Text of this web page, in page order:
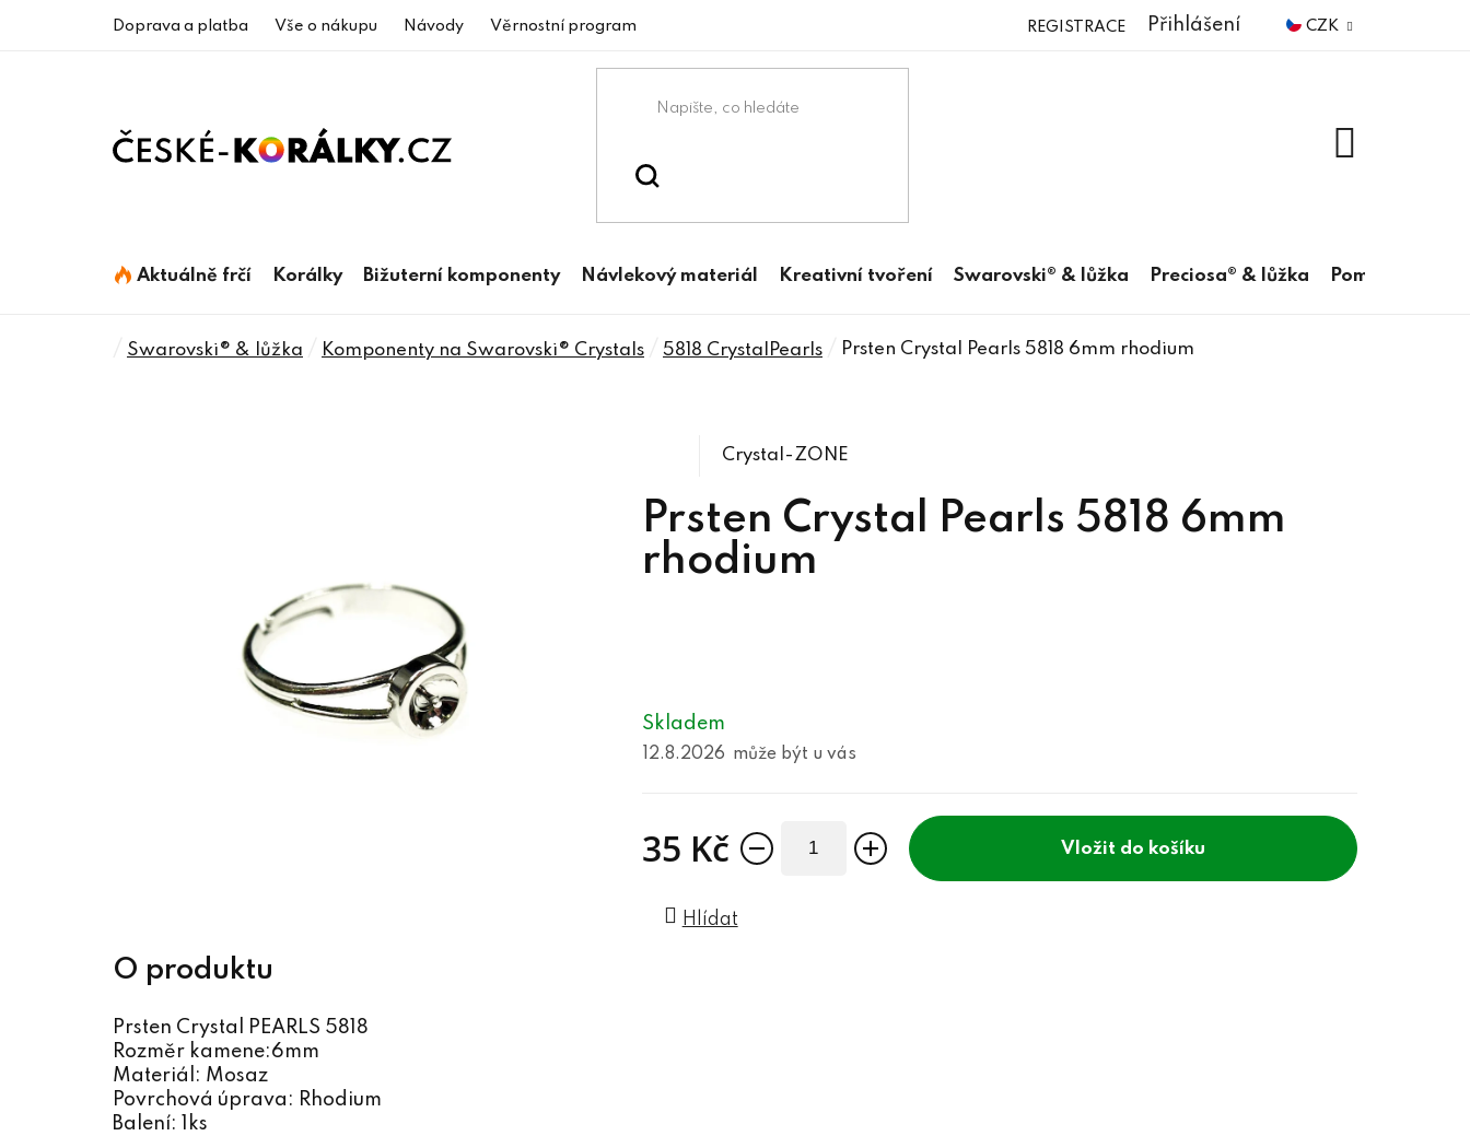
Doprava a platba Vše o nákupu Návody Věrnostní program CZK
Přihlášení
REGISTRACE
Aktuálně frčí Korálky Bižuterní komponenty Návlekový materiál Kreativní tvoření Swarovski® & lůžka Preciosa® & lůžka Pomůcky
Domů
Swarovski® & lůžka Komponenty na Swarovski® Crystals 5818 CrystalPearls Prsten Crystal Pearls 5818 6mm rhodium
Prsten Crystal Pearls 5818 6mm
rhodium
Crystal-ZONE
Skladem
12.8.2026
35 Kč do košíku
Hlídat
Prsten Crystal PEARLS 5818
Rozměr kamene:6mm
Materiál: Mosaz
Povrchová úprava: Rhodium
Balení: 1ks